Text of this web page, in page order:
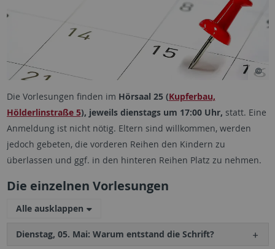
Die Vorlesungen finden im Hörsaal 25 (Kupferbau,
Hölderlinstraße 5), jeweils dienstags um 17:00 Uhr, statt. Eine
Anmeldung ist nicht nötig. Eltern sind willkommen, werden
jedoch gebeten, die vorderen Reihen den Kindern zu
überlassen und ggf. in den hinteren Reihen Platz zu nehmen.
Die einzelnen Vorlesungen
Alle ausklappen
Dienstag, 05. Mai: Warum entstand die Schrift?